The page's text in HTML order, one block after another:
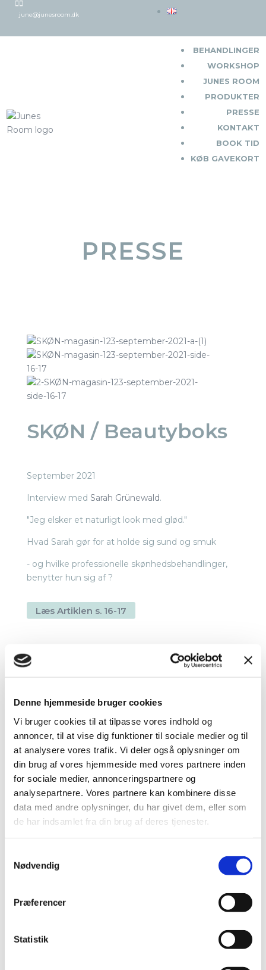
Denne hjemmeside bruger cookies
Vi bruger cookies til at tilpasse vores indhold og
annoncer, til at vise dig funktioner til sociale medier og til
at analysere vores trafik. Vi deler også oplysninger om
din brug af vores hjemmeside med vores partnere inden
for sociale medier, annonceringspartnere og
analysepartnere. Vores partnere kan kombinere disse
data med andre oplysninger, du har givet dem, eller som
de har indsamlet fra din brug af deres tjenester.
Nødvendig
Præferencer
Statistik
 
june@junesroom.dk
BEHANDLINGER
WORKSHOP
JUNES ROOM
PRODUKTER
PRESSE
KONTAKT
BOOK TID
KØB GAVEKORT
PRESSE
SKØN / Beautyboks
September 2021
Interview med Sarah Grünewald.
"Jeg elsker et naturligt look med glød."
Hvad Sarah gør for at holde sig sund og smuk
- og hvilke professionelle skønhedsbehandlinger,
benytter hun sig af ?
Læs Artiklen s. 16-17
BØRSEN /
WEEKEND
September 2021
SkønhedsredaktørenAnette Kristine Poulsen
Trænger du til ro og huden til lidt ekstra glød, er
fem ansigtsbehandlinger, som
skønhedsredaktøren i den grad kan sige god for.